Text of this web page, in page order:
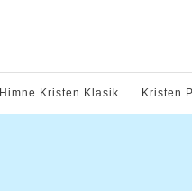
Himne Kristen Klasik Kristen